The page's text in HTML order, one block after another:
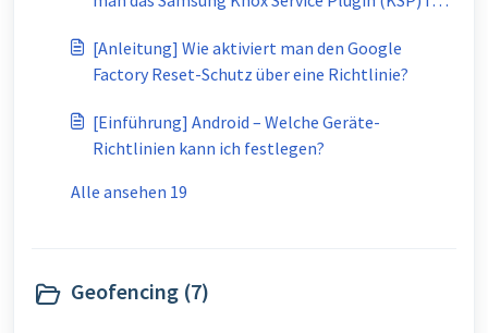
[Anleitung] Wie aktiviert man den Google
Factory Reset-Schutz über eine Richtlinie?
[Einführung] Android – Welche Geräte-
Richtlinien kann ich festlegen?
Alle ansehen 19
Geofencing (7)